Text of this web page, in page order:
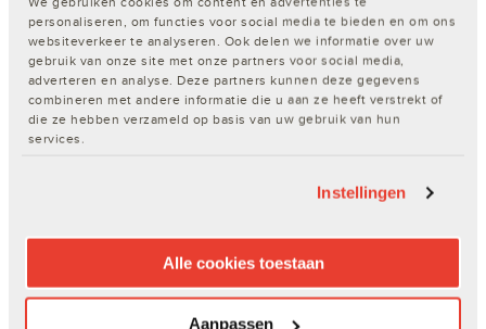
personaliseren, om functies voor social media te bieden en om ons
websiteverkeer te analyseren. Ook delen we informatie over uw
gebruik van onze site met onze partners voor social media,
adverteren en analyse. Deze partners kunnen deze gegevens
combineren met andere informatie die u aan ze heeft verstrekt of
die ze hebben verzameld op basis van uw gebruik van hun
services.
Instellingen
Alle cookies toestaan
Aanpassen
Keuze uit ruim 65.000 artikelen
ProPunten sparen voor gratis cadeaus
Nog geen account?Klik hier!
Documenten